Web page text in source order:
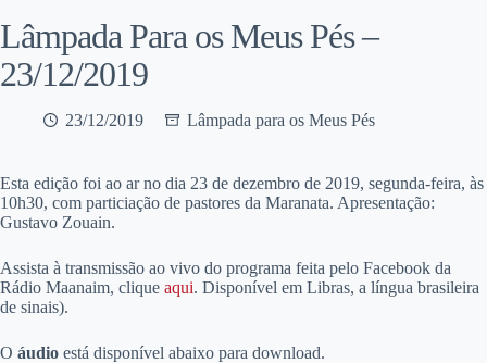
Lâmpada Para os Meus Pés –
23/12/2019
23/12/2019 Lâmpada para os Meus Pés
Esta edição foi ao ar no dia 23 de dezembro de 2019, segunda-feira, às
10h30, com particiação de pastores da Maranata. Apresentação:
Gustavo Zouain.
Assista à transmissão ao vivo do programa feita pelo Facebook da
Rádio Maanaim, clique aqui. Disponível em Libras, a língua brasileira
de sinais).
O áudio está disponível abaixo para download.